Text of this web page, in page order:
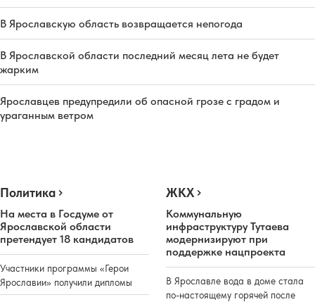
В Ярославскую область возвращается непогода
В Ярославской области последний месяц лета не будет
жарким
Ярославцев предупредили об опасной грозе с градом и
ураганным ветром
Политика
На места в Госдуме от
Ярославской области
претендует 18 кандидатов
Участники программы «Герои
Ярославии» получили дипломы
ЖКХ
Коммунальную
инфраструктуру Тутаева
модернизируют при
поддержке нацпроекта
В Ярославле вода в доме стала
по-настоящему горячей после